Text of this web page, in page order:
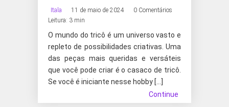
Itala 11 de maio de 2024
0 Comentários
Leitura: 3 min
O mundo do tricô é um universo vasto e
repleto de possibilidades criativas. Uma
das peças mais queridas e versáteis
que você pode criar é o casaco de tricô.
Se você é iniciante nesse hobby […]
Continue